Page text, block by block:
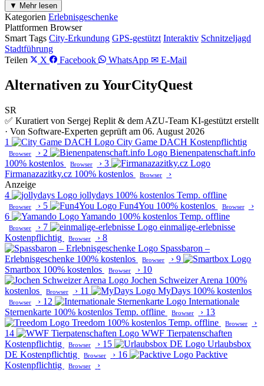
▼ Mehr lesen
Kategorien Erlebnisgeschenke
Plattformen Browser
Smart Tags City-Erkundung GPS-gestützt Interaktiv Schnitzeljagd
Stadtführung
Teilen
X Facebook WhatsApp ✉ E-Mail
Alternativen zu YourCityQuest
SR
✅ Kuratiert von Sergej Replit & dem AZU-Team KI-gestützt erstellt
· Von Software-Experten geprüft am 06. August 2026
1
City Game DACH Kostenpflichtig
Browser › 2
Bienenpatenschaft.info
100% kostenlos
Browser › 3
Firmanazazitky.cz 100% kostenlos Browser
›
Anzeige
4
jollydays 100% kostenlos Temp. offline
Browser › 5 Fun4You 100% kostenlos Browser
›
6
Yamando 100% kostenlos Temp. offline
Browser › 7
einmalige-erlebnisse
Kostenpflichtig
Browser › 8
Spassbaron –
Erlebnisgeschenke 100% kostenlos Browser › 9
Smartbox 100% kostenlos Browser › 10
Jochen Schweizer Arena 100%
kostenlos
Browser › 11 MyDays 100% kostenlos
Browser › 12
Internationale
Sternenkarte 100% kostenlos Temp. offline Browser › 13
Treedom 100% kostenlos Temp. offline Browser
›
14
WWF Tierpatenschaften
Kostenpflichtig
Browser › 15
Urlaubsbox
DE Kostenpflichtig Browser › 16
Packtive
Kostenpflichtig
Browser ›